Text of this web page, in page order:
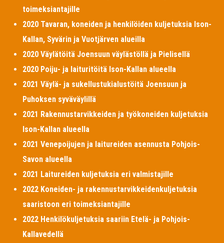
toimeksiantajille
2020 Tavaran, koneiden ja henkilöiden kuljetuksia Ison-
Kallan, Syvärin ja Vuotjärven alueilla
2020 Väylätöitä Joensuun väylästöllä ja Pielisellä
2020 Poiju- ja laituritöitä Ison-Kallan alueella
2021 Väylä- ja sukellustukialustöitä Joensuun ja
Puhoksen syväväylillä
2021 Rakennustarvikkeiden ja työkoneiden kuljetuksia
Ison-Kallan alueella
2021 Venepoijujen ja laitureiden asennusta Pohjois-
Savon alueella
2021 Laitureiden kuljetuksia eri valmistajille
2022 Koneiden- ja rakennustarvikkeidenkuljetuksia
saaristoon eri toimeksiantajille
2022 Henkilökuljetuksia saariin Etelä- ja Pohjois-
Kallavedellä